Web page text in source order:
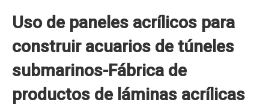
Uso de paneles acrílicos para
construir acuarios de túneles
submarinos-Fábrica de
productos de láminas acrílicas